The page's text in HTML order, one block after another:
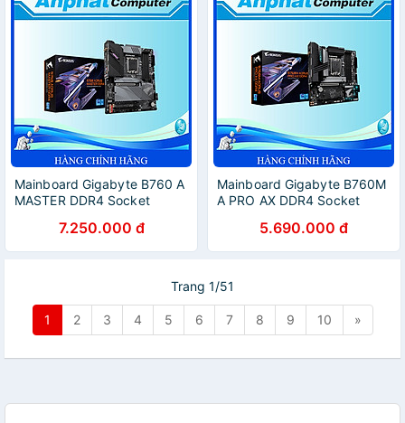
Mainboard Gigabyte B760 A
MASTER DDR4 Socket
7.250.000 đ
Mainboard Gigabyte B760M
A PRO AX DDR4 Socket
5.690.000 đ
Trang 1/51
1 2 3 4 5 6 7 8 9 10 »